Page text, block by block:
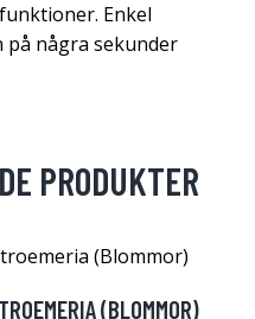
Enkel
några sekunder
PRODUKTER
(BLOMMOR)